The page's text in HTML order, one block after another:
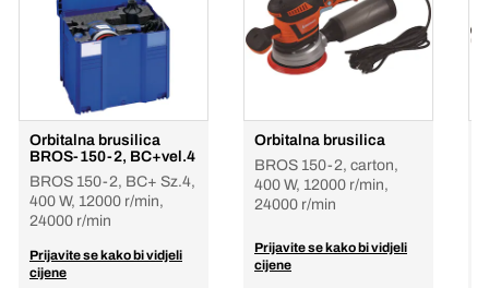
Orbitalna brusilica
BROS-150-2, BC+vel.4
BROS 150-2, BC+ Sz.4,
400 W, 12000 r/min,
24000 r/min
Prijavite se kako bi vidjeli
cijene
Orbitalna brusilica
BROS 150-2, carton,
400 W, 12000 r/min,
24000 r/min
Prijavite se kako bi vidjeli
cijene